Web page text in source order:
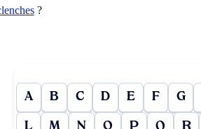
?
A B C D E F G